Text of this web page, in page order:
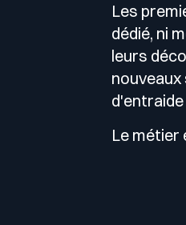
Les
dédié, ni
leurs
Le métier